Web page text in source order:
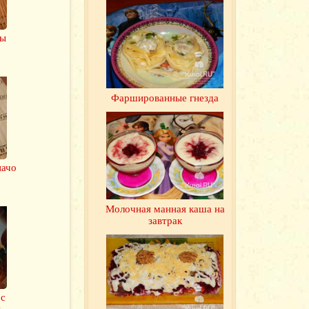
Фаршированные гнезда
Молочная манная каша на
завтрак